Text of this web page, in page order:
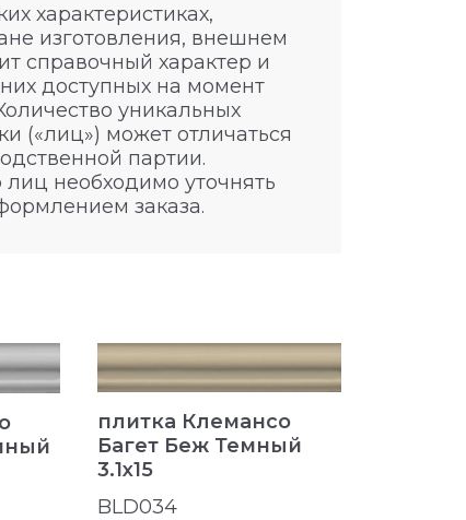
характеристиках,
изготовления, внешнем
справочный характер и
доступных на момент
уникальных
(«лиц») может отличаться
партии.
необходимо уточнять
заказа.
плитка Клемансо
Багет Беж Темный
3.1x15
BLD034